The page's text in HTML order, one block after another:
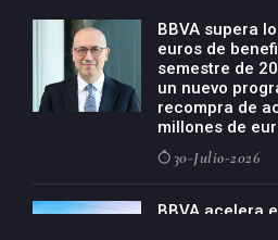
BBVA supera
euros de
semestre de
un nuevo
recompra de
millones de
30-Julio-2026
BBVA acelera